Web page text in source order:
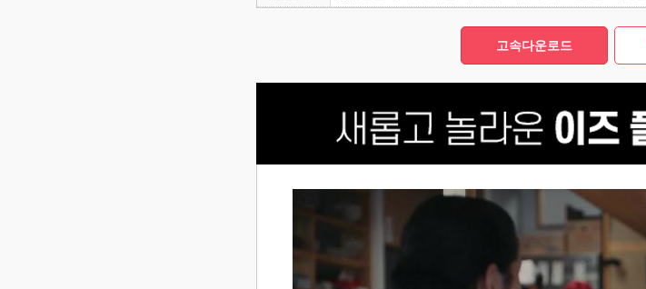
고속다운로드